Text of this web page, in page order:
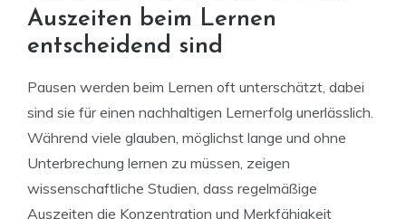
Auszeiten beim Lernen
entscheidend sind
Pausen werden beim Lernen oft unterschätzt, dabei
sind sie für einen nachhaltigen Lernerfolg unerlässlich.
Während viele glauben, möglichst lange und ohne
Unterbrechung lernen zu müssen, zeigen
wissenschaftliche Studien, dass regelmäßige
Auszeiten die Konzentration und Merkfähigkeit